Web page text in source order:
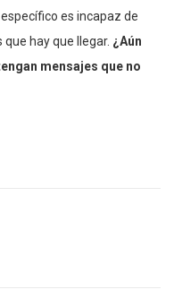
es incapaz de
hay que llegar. ¿Aún
mensajes que no